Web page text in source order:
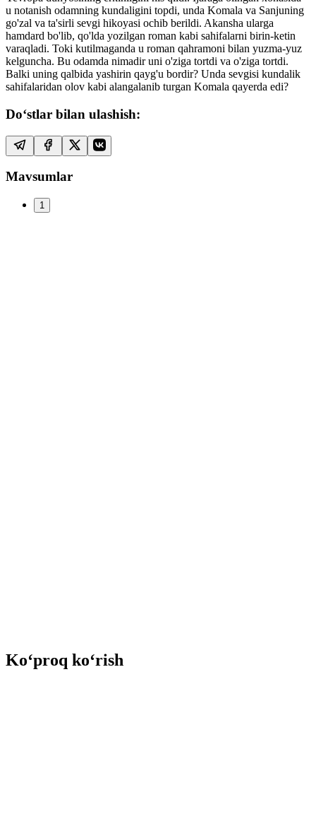
u notanish odamning kundaligini topdi, unda Komala va Sanjuning
go'zal va ta'sirli sevgi hikoyasi ochib berildi. Akansha ularga
hamdard bo'lib, qo'lda yozilgan roman kabi sahifalarni birin-ketin
varaqladi. Toki kutilmaganda u roman qahramoni bilan yuzma-yuz
kelguncha. Bu odamda nimadir uni o'ziga tortdi va o'ziga tortdi.
Balki uning qalbida yashirin qayg'u bordir? Unda sevgisi kundalik
sahifalaridan olov kabi alangalanib turgan Komala qayerda edi?
Do‘stlar bilan ulashish:
Mavsumlar
1
Ko‘proq ko‘rish